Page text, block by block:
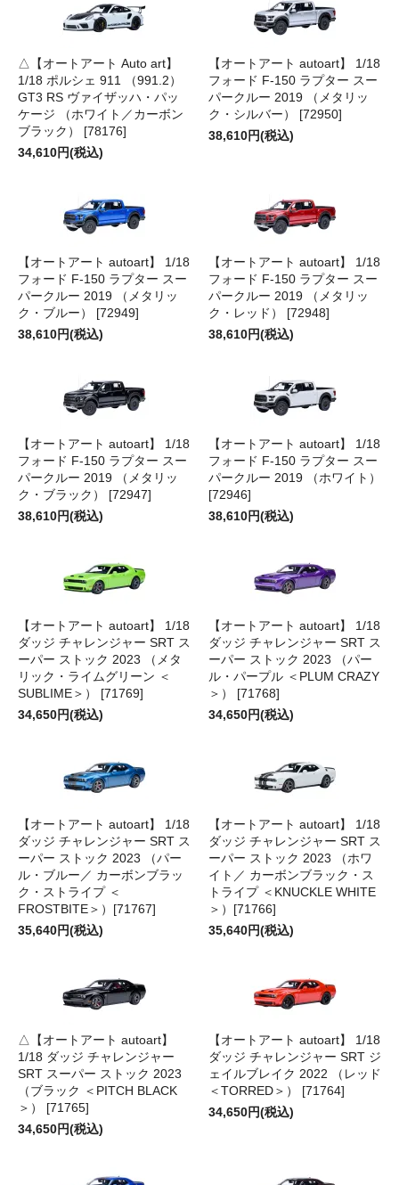
△【オートアート Auto art】
1/18 ポルシェ 911 （991.2）
GT3 RS ヴァイザッハ・パッ
ケージ （ホワイト／カーボン
ブラック） [78176]
34,610円(税込)
【オートアート autoart】 1/18
フォード F-150 ラプター スー
パークルー 2019 （メタリッ
ク・シルバー） [72950]
38,610円(税込)
【オートアート autoart】 1/18
フォード F-150 ラプター スー
パークルー 2019 （メタリッ
ク・ブルー） [72949]
38,610円(税込)
【オートアート autoart】 1/18
フォード F-150 ラプター スー
パークルー 2019 （メタリッ
ク・レッド） [72948]
38,610円(税込)
【オートアート autoart】 1/18
フォード F-150 ラプター スー
パークルー 2019 （メタリッ
ク・ブラック） [72947]
38,610円(税込)
【オートアート autoart】 1/18
フォード F-150 ラプター スー
パークルー 2019 （ホワイト）
[72946]
38,610円(税込)
【オートアート autoart】 1/18
ダッジ チャレンジャー SRT ス
ーパー ストック 2023 （メタ
リック・ライムグリーン ＜
SUBLIME＞） [71769]
34,650円(税込)
【オートアート autoart】 1/18
ダッジ チャレンジャー SRT ス
ーパー ストック 2023 （パー
ル・パープル ＜PLUM CRAZY
＞） [71768]
34,650円(税込)
【オートアート autoart】 1/18
ダッジ チャレンジャー SRT ス
ーパー ストック 2023 （パー
ル・ブルー／ カーボンブラッ
ク・ストライプ ＜
FROSTBITE＞）[71767]
35,640円(税込)
【オートアート autoart】 1/18
ダッジ チャレンジャー SRT ス
ーパー ストック 2023 （ホワ
イト／ カーボンブラック・ス
トライプ ＜KNUCKLE WHITE
＞）[71766]
35,640円(税込)
△【オートアート autoart】
1/18 ダッジ チャレンジャー
SRT スーパー ストック 2023
（ブラック ＜PITCH BLACK
＞） [71765]
34,650円(税込)
【オートアート autoart】 1/18
ダッジ チャレンジャー SRT ジ
ェイルブレイク 2022 （レッド
＜TORRED＞） [71764]
34,650円(税込)